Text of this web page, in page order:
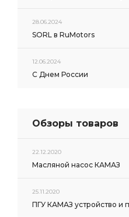
28.06.2024
SORL в RuMotors
12.06.2024
С Днем России
Обзоры товаров
22.12.2020
Масляной насос КАМАЗ
25.11.2020
ПГУ КАМАЗ устройство и